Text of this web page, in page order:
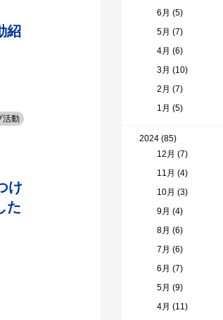
紹
活動
け
た
6月 (5)
5月 (7)
4月 (6)
3月 (10)
2月 (7)
1月 (5)
2024 (85)
12月 (7)
11月 (4)
10月 (3)
9月 (4)
8月 (6)
7月 (6)
6月 (7)
5月 (9)
4月 (11)